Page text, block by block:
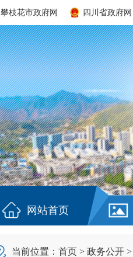
攀枝花市政府网 四川省政府网
网站首页
当前位置： 首页 > 政务公开 >